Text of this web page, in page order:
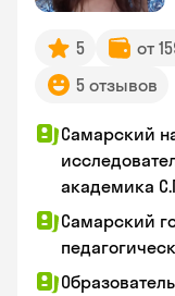
5 от
5 отзывов
Самарский
академика
Самарский